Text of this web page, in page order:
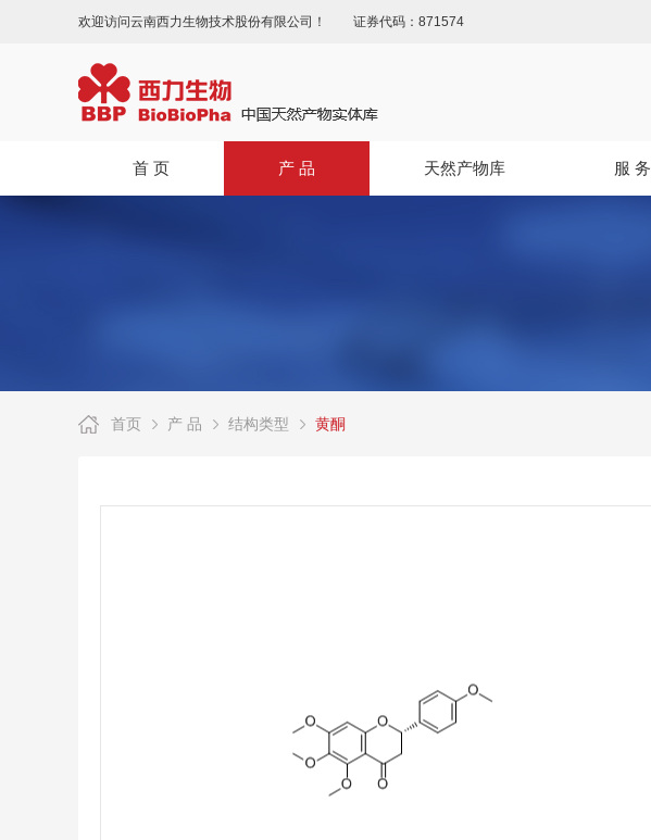
欢迎访问云南西力生物技术股份有限公司！ 证券代码：871574
首 页 产 品 天然产物库 服 务
首页 产 品 结构类型 黄酮